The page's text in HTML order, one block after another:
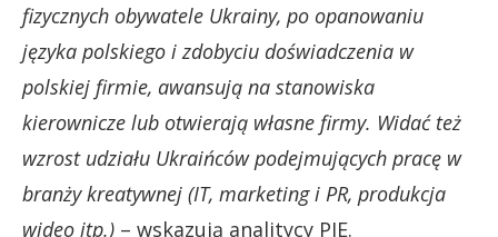
fizycznych obywatele Ukrainy, po opanowaniu
języka polskiego i zdobyciu doświadczenia w
polskiej firmie, awansują na stanowiska
kierownicze lub otwierają własne firmy. Widać też
wzrost udziału Ukraińców podejmujących pracę w
branży kreatywnej (IT, marketing i PR, produkcja
wideo itp.) – wskazują analitycy PIE.